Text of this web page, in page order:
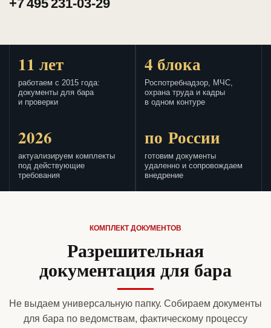
+7 495 231-03-29
11 лет
работаем с 2015 года:
документы для бара
и проверки
4 блока
Роспотребнадзор, МЧС,
охрана труда и кадры
в одном контуре
2026
актуализируем комплекты
под действующие
требования
по России
готовим документы
удаленно и сопровождаем
внедрение
КОМПЛЕКТ ДОКУМЕНТОВ
Разрешительная
документация для бара
Не выдаем универсальную папку. Собираем документы
для бара по ведомствам, фактическому процессу